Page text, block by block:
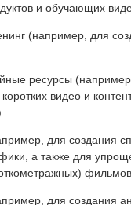
и обучающих
(например, для
ресурсы
видео и
для создания
а также для
для создания